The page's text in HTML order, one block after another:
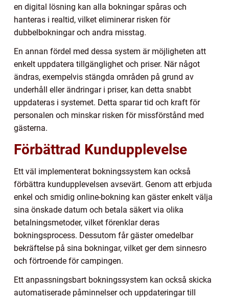
en digital lösning kan alla bokningar spåras och
hanteras i realtid, vilket eliminerar risken för
dubbelbokningar och andra misstag.
En annan fördel med dessa system är möjligheten att
enkelt uppdatera tillgänglighet och priser. När något
ändras, exempelvis stängda områden på grund av
underhåll eller ändringar i priser, kan detta snabbt
uppdateras i systemet. Detta sparar tid och kraft för
personalen och minskar risken för missförstånd med
gästerna.
Förbättrad Kundupplevelse
Ett väl implementerat bokningssystem kan också
förbättra kundupplevelsen avsevärt. Genom att erbjuda
enkel och smidig online-bokning kan gäster enkelt välja
sina önskade datum och betala säkert via olika
betalningsmetoder, vilket förenklar deras
bokningsprocess. Dessutom får gäster omedelbar
bekräftelse på sina bokningar, vilket ger dem sinnesro
och förtroende för campingen.
Ett anpassningsbart bokningssystem kan också skicka
automatiserade påminnelser och uppdateringar till